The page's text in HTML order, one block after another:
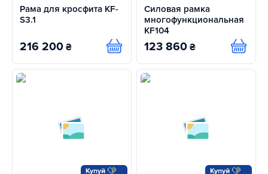
Рама для кросфита KF-
S3.1
216 200 ₴ Купить
Силовая рамка
многофункциональная
KF104
123 860 ₴ Купить